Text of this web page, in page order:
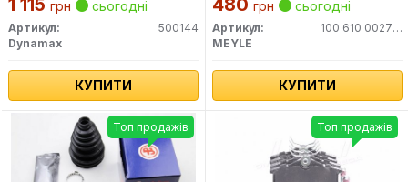
1 115 грн сьогодні
Артикул:
500144
Dynamax
КУПИТИ
480 грн сьогодні
Артикул:
100 610 0027HD
MEYLE
КУПИТИ
Топ продажів Топ продажів